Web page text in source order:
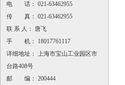
电 话： 021-63462955
传 真： 021-63462955
联 系 人： 唐飞
手 机： 18017761117
详细地址： 上海市宝山工业园区市
台路408号
邮 编： 200444